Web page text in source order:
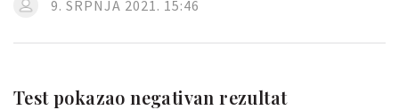
9. SRPNJA 2021. 15:46
Test pokazao negativan rezultat